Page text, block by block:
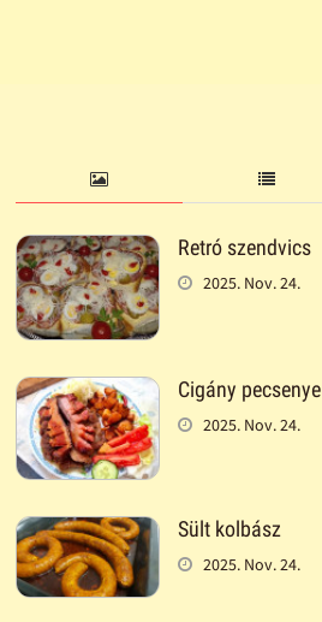
Retró szendvics
2025. Nov. 24.
Cigány pecsenye
2025. Nov. 24.
Sült kolbász
2025. Nov. 24.